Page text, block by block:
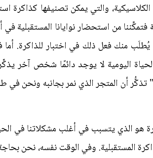
والتي يمكن تصنيفها كذاكرة
من استحضار نوايانا المستقبلية في
منك فعل ذلك في اختبار للذاكرة. أما
اليومية لا يوجد دائمًا شخص آخر
أن المتجر الذي نمر بجانبه ونحن في
هو الذي يتسبب في أغلب مشكلاتنا في
المستقبلية. وفي الوقت نفسه، نحن